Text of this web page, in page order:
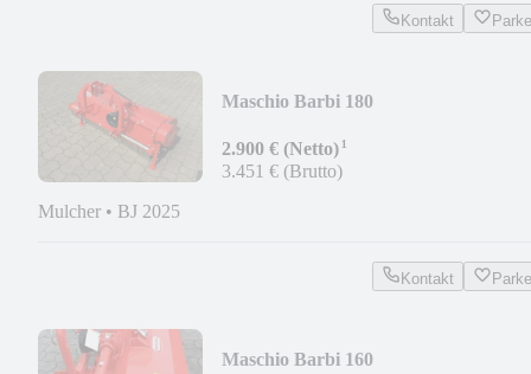
Kontakt
Maschio Barbi 180
2.900 € (Netto)¹
3.451 € (Brutto)
Mulcher • BJ 2025
Kontakt
Maschio Barbi 160